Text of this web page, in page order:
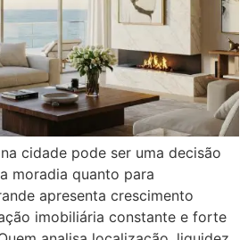
cidade pode ser uma decisão
moradia quanto para
apresenta crescimento
imobiliária constante e forte